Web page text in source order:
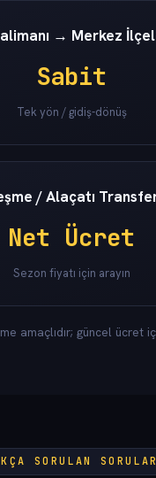
→ Merkez
Sabit
Tek yön / gidiş-dönüş
/ Alaçatı
Net Ücret
Sezon fiyatı için arayın
amaçlıdır; güncel ücret
SORULAN SORULAR